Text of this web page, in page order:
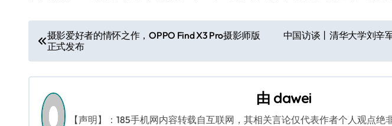
文
章
导
航
摄影爱好者的情怀之作，OPPO Find X3 Pro摄影师版
正式发布
中国访谈丨清华大学刘辛
由 dawei
【声明】：185手机网内容转载自互联网，其相关言论仅代表作者个人观点绝